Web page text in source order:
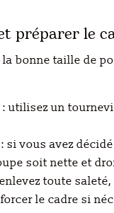
préparer le
bonne taille de
utilisez un
si vous avez
soit nette et
toute
le cadre si